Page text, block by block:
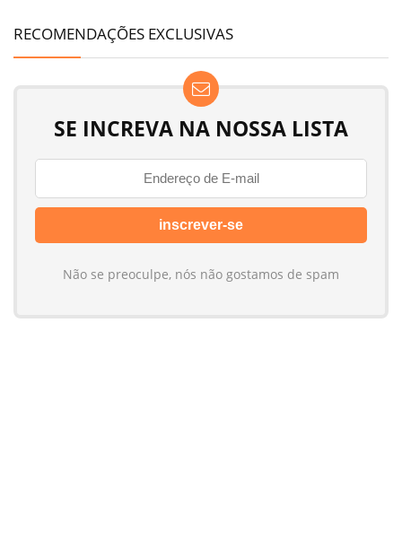
RECOMENDAÇÕES EXCLUSIVAS
SE INCREVA NA NOSSA LISTA
Não se preoculpe, nós não gostamos de spam